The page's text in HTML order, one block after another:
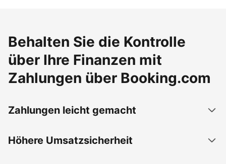
Behalten Sie die Kontrolle
über Ihre Finanzen mit
Zahlungen über Booking.com
Zahlungen leicht gemacht
Höhere Umsatzsicherheit